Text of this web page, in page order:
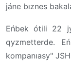
jáne bıznes
Eńbek ótili 22
qyzmetterde.
kompanıasy"